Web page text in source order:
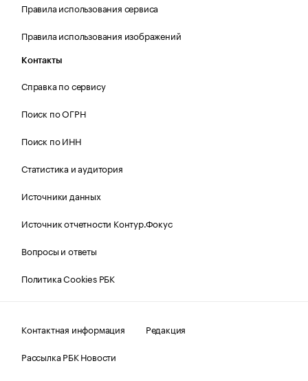
Правила использования сервиса
Правила использования изображений
Контакты
Справка по сервису
Поиск по ОГРН
Поиск по ИНН
Статистика и аудитория
Источники данных
Источник отчетности Контур.Фокус
Вопросы и ответы
Политика Cookies РБК
Контактная информация
Редакция
Рассылка РБК Новости